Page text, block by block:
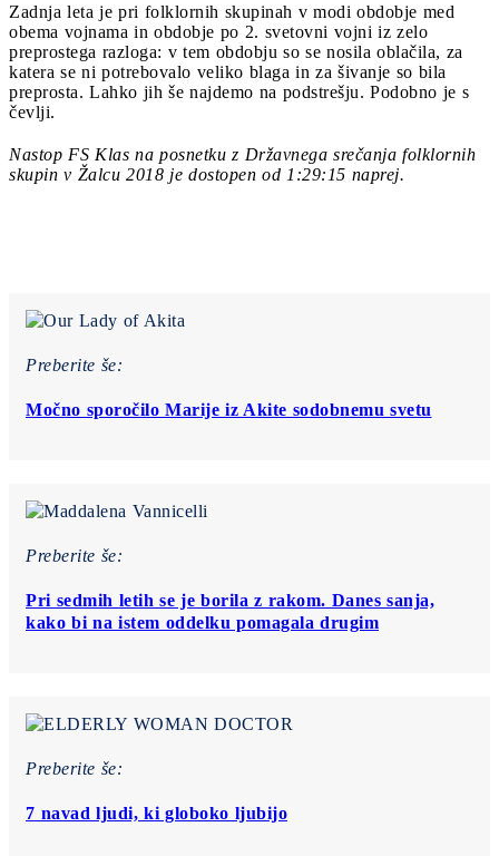
Zadnja leta je pri folklornih skupinah v modi obdobje med
obema vojnama in obdobje po 2. svetovni vojni iz zelo
preprostega razloga: v tem obdobju so se nosila oblačila, za
katera se ni potrebovalo veliko blaga in za šivanje so bila
preprosta. Lahko jih še najdemo na podstrešju. Podobno je s
čevlji.
Nastop FS Klas na posnetku z Državnega srečanja folklornih
skupin v Žalcu 2018 je dostopen od 1:29:15 naprej.
Preberite še:
Močno sporočilo Marije iz Akite sodobnemu svetu
Preberite še:
Pri sedmih letih se je borila z rakom. Danes sanja,
kako bi na istem oddelku pomagala drugim
Preberite še:
7 navad ljudi, ki globoko ljubijo